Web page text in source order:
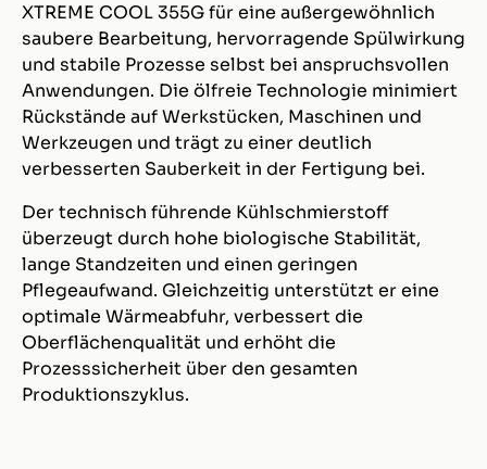
XTREME COOL 355G für eine außergewöhnlich
saubere Bearbeitung, hervorragende Spülwirkung
und stabile Prozesse selbst bei anspruchsvollen
Anwendungen. Die ölfreie Technologie minimiert
Rückstände auf Werkstücken, Maschinen und
Werkzeugen und trägt zu einer deutlich
verbesserten Sauberkeit in der Fertigung bei.
Der technisch führende Kühlschmierstoff
überzeugt durch hohe biologische Stabilität,
lange Standzeiten und einen geringen
Pflegeaufwand. Gleichzeitig unterstützt er eine
optimale Wärmeabfuhr, verbessert die
Oberflächenqualität und erhöht die
Prozesssicherheit über den gesamten
Produktionszyklus.